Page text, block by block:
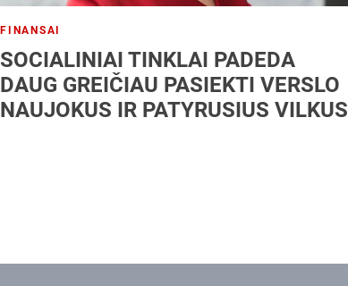
FINANSAI
SOCIALINIAI TINKLAI PADEDA
DAUG GREIČIAU PASIEKTI VERSLO
NAUJOKUS IR PATYRUSIUS VILKUS